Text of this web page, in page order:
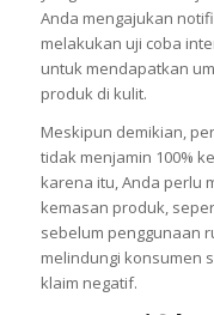
Anda mengajukan
melakukan uji coba
untuk mendapatkan
produk di kulit.
Meskipun demikian,
tidak menjamin 100%
karena itu, Anda perlu
kemasan produk,
sebelum penggunaan
melindungi konsumen
klaim negatif.